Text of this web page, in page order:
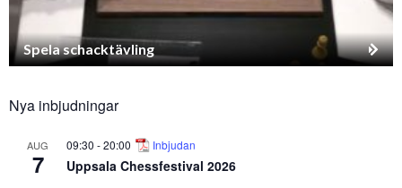
Spela schacktävling
Nya inbjudningar
AUG
7
09:30 -20:00 Inbjudan
Uppsala Chessfestival 2026